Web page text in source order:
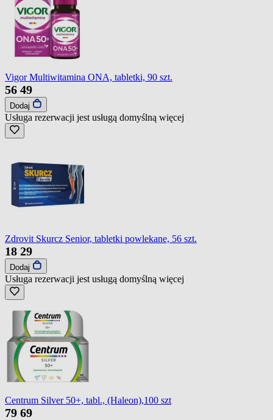
Vigor Multiwitamina ONA, tabletki, 90 szt.
56 49
Dodaj
Usługa rezerwacji jest usługą domyślną więcej
Zdrovit Skurcz Senior, tabletki powlekane, 56 szt.
18 29
Dodaj
Usługa rezerwacji jest usługą domyślną więcej
Centrum Silver 50+, tabl., (Haleon),100 szt
79 69